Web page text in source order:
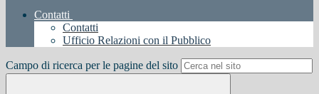
Contatti
Contatti
Ufficio Relazioni con il Pubblico
Campo di ricerca per le pagine del sito